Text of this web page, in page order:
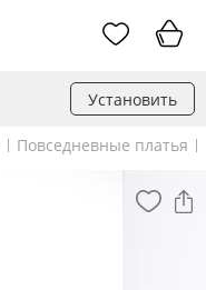
Установить
Повседневные платья